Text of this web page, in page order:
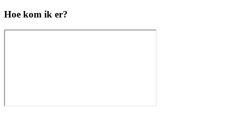
Hoe kom ik er?